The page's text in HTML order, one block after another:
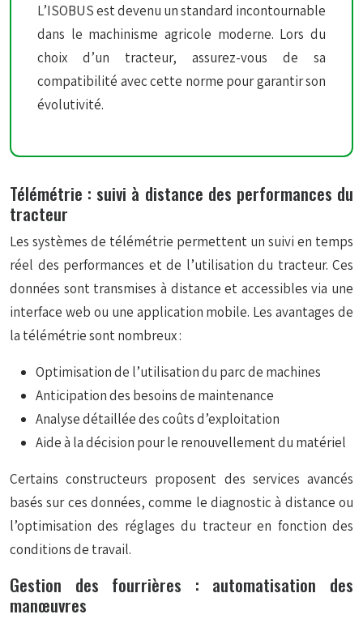
L’ISOBUS est devenu un standard incontournable
dans le machinisme agricole moderne. Lors du
choix d’un tracteur, assurez-vous de sa
compatibilité avec cette norme pour garantir son
évolutivité.
Télémétrie : suivi à distance des performances du
tracteur
Les systèmes de télémétrie permettent un suivi en temps
réel des performances et de l’utilisation du tracteur. Ces
données sont transmises à distance et accessibles via une
interface web ou une application mobile. Les avantages de
la télémétrie sont nombreux :
Optimisation de l’utilisation du parc de machines
Anticipation des besoins de maintenance
Analyse détaillée des coûts d’exploitation
Aide à la décision pour le renouvellement du matériel
Certains constructeurs proposent des services avancés
basés sur ces données, comme le diagnostic à distance ou
l’optimisation des réglages du tracteur en fonction des
conditions de travail.
Gestion des fourrières : automatisation des
manœuvres